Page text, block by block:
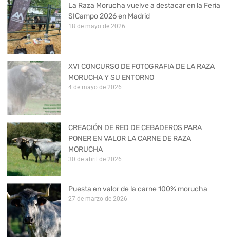
La Raza Morucha vuelve a destacar en la Feria
SICampo 2026 en Madrid
18 de mayo de 2026
XVI CONCURSO DE FOTOGRAFIA DE LA RAZA
MORUCHA Y SU ENTORNO
4 de mayo de 2026
CREACIÓN DE RED DE CEBADEROS PARA
PONER EN VALOR LA CARNE DE RAZA
MORUCHA
30 de abril de 2026
Puesta en valor de la carne 100% morucha
27 de marzo de 2026